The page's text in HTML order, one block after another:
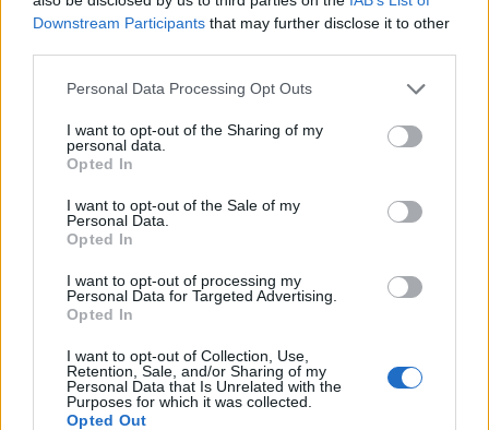
Downstream Participants that may further disclose it to other
Personal Data Processing Opt Outs
I want to opt-out of the Sharing of my
personal data.
Opted In
I want to opt-out of the Sale of my
Personal Data.
Opted In
I want to opt-out of processing my
Personal Data for Targeted Advertising.
Opted In
I want to opt-out of Collection, Use,
Retention, Sale, and/or Sharing of my
Personal Data that Is Unrelated with the
Purposes for which it was collected.
Opted Out